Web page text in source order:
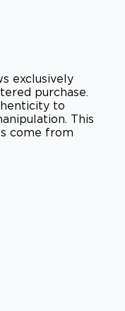
exclusively
purchase.
to
This
come from